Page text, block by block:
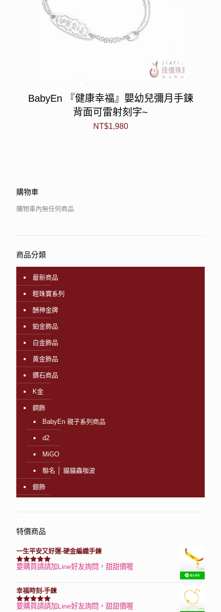
BabyEn 『健康幸福』嬰幼兒彌月手鍊
背面可雷射刻字~
NT$1,980
購物車
購物車內無任何商品
商品分類
最新商品
輕珠寶系列
酬神金牌
鉑金飾品
白金飾品
黃金飾品
鑽石商品
K金
鋼飾
BabyEn 親子系列商品
d2
MiGO
聯名 │ 貓貓蟲咖波
銀飾
特價商品
一生平安又好運-硬金編織手鍊
評分7740滿分 5
要購買請請加Line好友詢問，甜甜價喔
幸福時刻-手鍊
評分3150滿分 5
要購買請請加Line好友詢問，甜甜價喔